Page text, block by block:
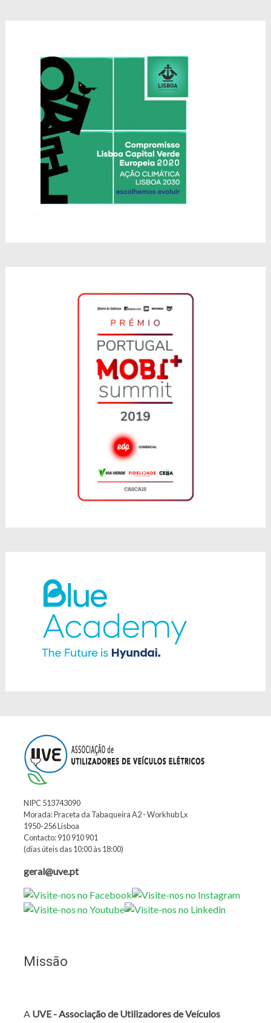
NIPC 513743090
Morada: Praceta da Tabaqueira A2 - Workhub Lx
1950-256 Lisboa
Contacto: 910 910 901
(dias úteis das 10:00 às 18:00)
geral@uve.pt
Missão
A UVE - Associação de Utilizadores de Veículos